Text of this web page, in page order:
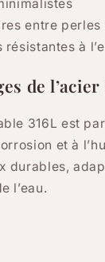
entre perles
résistantes à
de
316L est
et à
durables,
l’eau.